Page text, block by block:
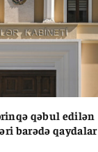
qəbul edilən
barədə qaydalar